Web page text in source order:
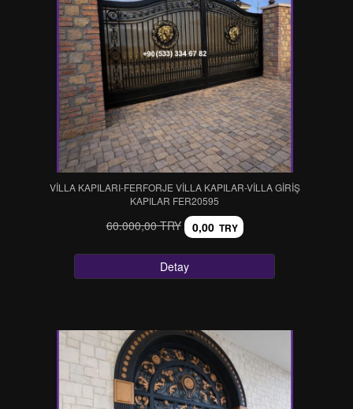
VİLLA KAPILARI-FERFORJE VİLLA KAPILAR-VİLLA GİRİŞ
KAPILAR FER20595
60.000,00 TRY 0,00 TRY
Detay